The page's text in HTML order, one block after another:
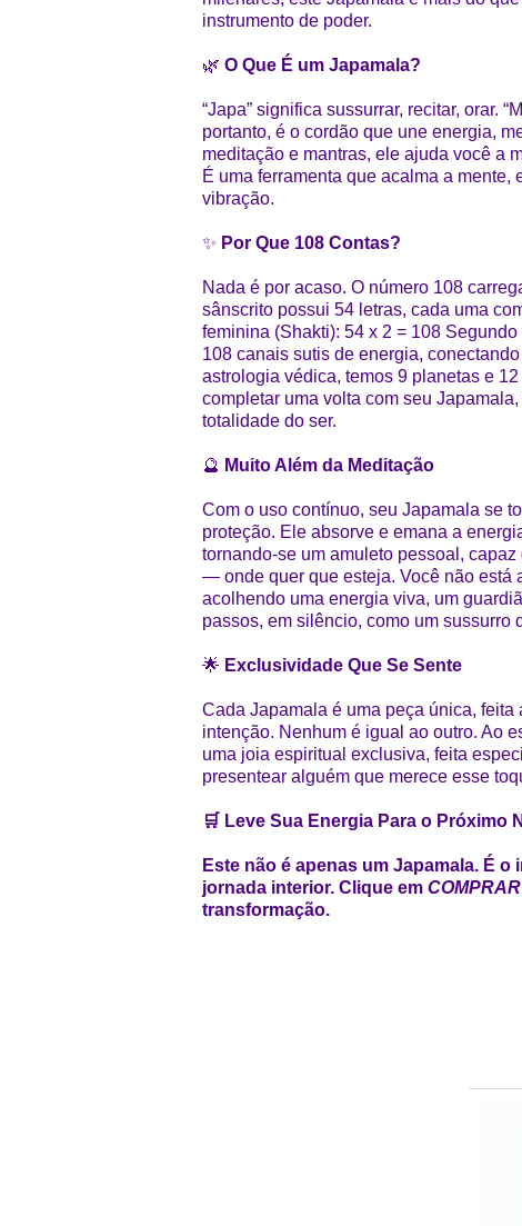
instrumento de poder.
🌿 O Que É um Japamala?
“Japa” significa sussurrar, recitar, orar.
portanto, é o cordão que une energia,
meditação e mantras, ele ajuda você a
É uma ferramenta que acalma a
vibração.
✨ Por Que 108 Contas?
Nada é por acaso. O número 108
sânscrito possui 54 letras, cada uma
feminina (Shakti): 54 x 2 = 108
108 canais sutis de energia,
astrologia védica, temos 9 planetas e
completar uma volta com seu
totalidade do ser.
🔮 Muito Além da Meditação
Com o uso contínuo, seu Japamala se
proteção. Ele absorve e emana a
tornando-se um amuleto pessoal,
— onde quer que esteja. Você não está
acolhendo uma energia viva, um
passos, em silêncio, como um sussurro
🌟 Exclusividade Que Se Sente
Cada Japamala é uma peça única,
intenção. Nenhum é igual ao outro. Ao
uma joia espiritual exclusiva, feita
presentear alguém que merece esse
🛒 Leve Sua Energia Para o Próximo
Este não é apenas um Japamala. É
jornada interior. Clique em
transformação.